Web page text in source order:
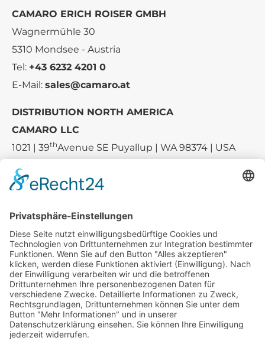
CAMARO ERICH ROISER GMBH
Wagnermühle 30
5310 Mondsee - Austria
Tel: +43 6232 4201 0
E-Mail: sales@camaro.at
DISTRIBUTION NORTH AMERICA
CAMARO LLC
1021 | 39thAvenue SE Puyallup | WA 98374 | USA
Tel.:+1 253-867-57 35
Unternehmen
Service
Media
© 2026 - Camaro Erich Roiser GmbH